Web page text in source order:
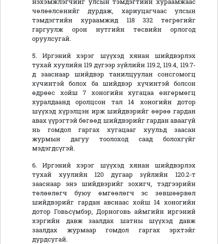
нэхэмжлэгчийг улсын тэмдэгтийн хураамжаас
чөлөөлсөнийг дурдаж, хариуцагчаас улсын
тэмдэгтийн хураамжид 118 332 төгрөгийг
гаргуулж орон нутгийн төсвийн орлогод
оруулсугай.
5. Иргэний хэрэг шүүхэд хянан шийдвэрлэх
тухай хуулийн 119 дүгээр зүйлийн 119.2, 119.4, 119.7-
д зааснаар шийдвэр танилцуулан сонсгомогц
хүчинтэй болох ба шийдвэр хүчинтэй болсон
өдрөөс хойш 7 хоногийн хугацаа өнгөрмөгц
хуралдаанд оролцсон тал 14 хоногийн дотор
шүүхэд хүрэлцэн ирж шийдвэрийг өөрөө гардан
авах үүрэгтэй бөгөөд шийдвэрийг гардан аваагүй
нь гомдол гаргах хугацааг хуульд заасан
журмын дагуу тоолоход саад болохгүйг
мэдэгдсүгэй.
6. Иргэний хэрэг шүүхэд хянан шийдвэрлэх
тухай хуулийн 120 дугаар зүйлийн 120.2-т
зааснаар энэ шийдвэрийг зохигч, тэдгээрийн
төлөөлөгч буюу өмгөөлөгч эс зөвшөөрвөл
шийдвэрийг гардан авснаас хойш 14 хоногийн
дотор Говьсүмбэр, Дорноговь аймгийн иргэний
хэргийн давж заалдах шатны шүүхэд давж
заалдах журмаар гомдол гаргах эрхтэйг
дурдсугай.